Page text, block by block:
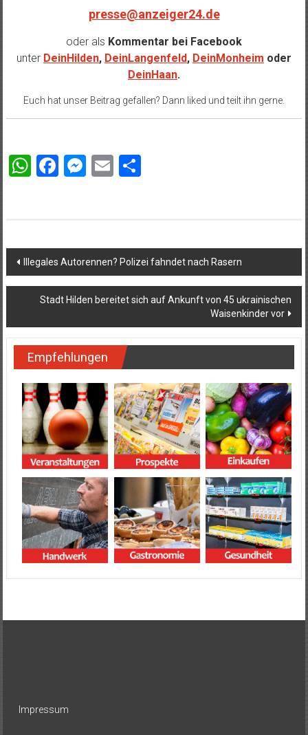
presse@anzeiger24.de
oder als Kommentar bei Facebook
unter DeinHilden, DeinLangenfeld, DeinMonheim oder
DeinHaan.
Euch hat unser Beitrag gefallen? Dann liked und teilt ihn gerne.
WhatsApp
Facebook
Messenger
EmailTeilen
Beitragsnavigation
Illegales Autorennen? Polizei fahndet nach Rasern
Stadt Hilden bereitet sich auf Ankunft von 45 ukrainischen
Waisenkinder vor
Empfehlungen
Impressum